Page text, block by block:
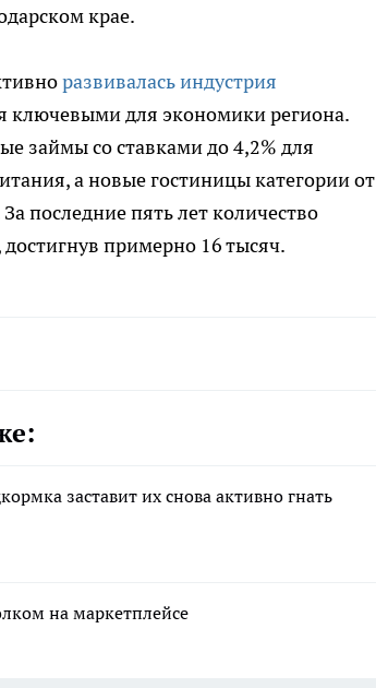
крае.
развивалась индустрия
ключевыми для экономики региона.
займы со ставками до 4,2% для
а новые гостиницы категории от
последние пять лет количество
примерно 16 тысяч.
заставит их снова активно гнать
на маркетплейсе